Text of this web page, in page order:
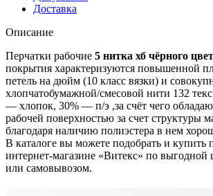
Доставка
Описание
Перчатки рабочие 5 нитка хб чёрного
покрытия характеризуются повышенной
петель на дюйм (10 класс вязки) и
хлопчатобумажной/смесовой нити 132
— хлопок, 30% — п/э ,за счёт чего
рабочей поверхностью за счет структуры
благодаря наличию полиэстера в нем
В каталоге вы можете подобрать и купить
интернет-магазине «Витекс» по выгодной
или самовывозом.